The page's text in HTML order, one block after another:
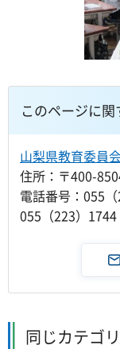
このページに
山梨県教育委員
住所：〒400-
電話番号：055
055（223）1744
同じカテゴ